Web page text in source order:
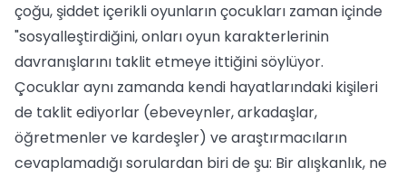
çoğu, şiddet içerikli oyunların çocukları zaman içinde
"sosyalleştirdiğini, onları oyun karakterlerinin
davranışlarını taklit etmeye ittiğini söylüyor.
Çocuklar aynı zamanda kendi hayatlarındaki kişileri
de taklit ediyorlar (ebeveynler, arkadaşlar,
öğretmenler ve kardeşler) ve araştırmacıların
cevaplamadığı sorulardan biri de şu: Bir alışkanlık, ne